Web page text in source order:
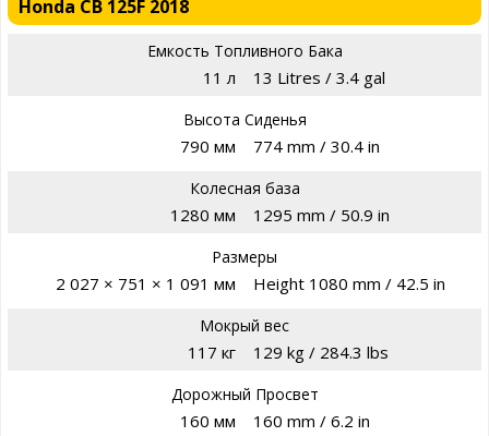
Honda CB 125F 2018
Емкость Топливного Бака
11 л 13 Litres / 3.4 gal
Высота Сиденья
790 мм 774 mm / 30.4 in
Колесная база
1280 мм 1295 mm / 50.9 in
Размеры
2 027 × 751 × 1 091 мм Height 1080 mm / 42.5 in
Мокрый вес
117 кг 129 kg / 284.3 lbs
Дорожный Просвет
160 мм 160 mm / 6.2 in